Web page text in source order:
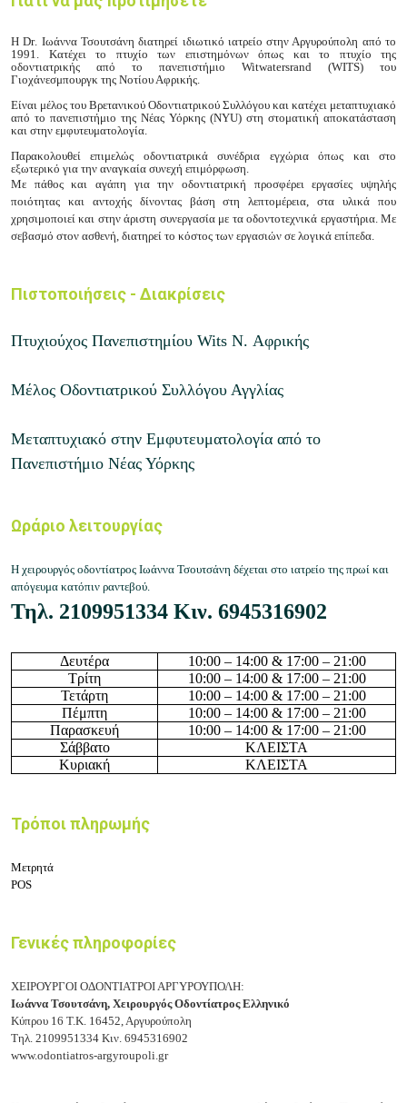
ΗDr. Ιωάννα Τσουτσάνη διατηρεί ιδιωτικό ιατρείο στην Αργυρούπολη από το
1991. Κατέχει το πτυχίο των επιστημόνων όπως και το πτυχίο της
οδοντιατρικής από το πανεπιστήμιο Witwatersrand (WITS) του
Γιοχάνεσμπουργκ της Νοτίου Αφρικής.
Είναι μέλος του Βρετανικού Οδοντιατρικού Συλλόγου και κατέχει μεταπτυχιακό
από το πανεπιστήμιο της Νέας Υόρκης (NYU) στη στοματική αποκατάσταση
και στην εμφυτευματολογία.
Παρακολουθεί επιμελώς οδοντιατρικά συνέδρια εγχώρια όπως και στο
εξωτερικό για την αναγκαία συνεχή επιμόρφωση.
Με πάθος και αγάπη για την οδοντιατρική προσφέρει εργασίες υψηλής
ποιότητας και αντοχής δίνοντας βάση στη λεπτομέρεια, στα υλικά που
χρησιμοποιεί και στην άριστη συνεργασία με τα οδοντοτεχνικά εργαστήρια. Με
σεβασμό στον ασθενή, διατηρεί το κόστος των εργασιών σε λογικά επίπεδα.
Πιστοποιήσεις - Διακρίσεις
Πτυχιούχος Πανεπιστημίου Wits N. Αφρικής
Μέλος Οδοντιατρικού Συλλόγου Αγγλίας
Μεταπτυχιακό στην Εμφυτευματολογία από το
Πανεπιστήμιο Νέας Υόρκης
Ωράριο λειτουργίας
Η χειρουργός οδοντίατρος Ιωάννα Τσουτσάνη δέχεται στο ιατρείο της πρωί και
απόγευμα κατόπιν ραντεβού.
Τηλ. 2109951334 Κιν. 6945316902
Δευτέρα 10:00 – 14:00 & 17:00 – 21:00
Τρίτη
10:00 – 14:00 & 17:00 – 21:00
Τετάρτη
10:00 – 14:00 & 17:00 – 21:00
Πέμπτη
10:00 – 14:00 & 17:00 – 21:00
Παρασκευή
10:00 – 14:00 & 17:00 – 21:00
Σάββατο
ΚΛΕΙΣΤΑ
Κυριακή
ΚΛΕΙΣΤΑ
Τρόποι πληρωμής
Μετρητά
POS
Γενικές πληροφορίες
ΧΕΙΡΟΥΡΓΟΙ ΟΔΟΝΤΙΑΤΡΟΙ ΑΡΓΥΡΟΥΠΟΛΗ:
Ιωάννα Τσουτσάνη, Χειρουργός Οδοντίατρος Ελληνικό
Κύπρου 16 Τ.Κ. 16452, Αργυρούπολη
Τηλ. 2109951334 Κιν. 6945316902
www.odontiatros-argyroupoli.gr